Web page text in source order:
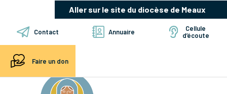
Aller sur le site du diocèse de Meaux
Contact Annuaire
Cellule
d’écoute
Faire un don